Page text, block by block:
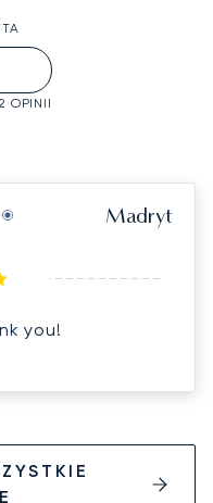
OPINII
Madryt
you!